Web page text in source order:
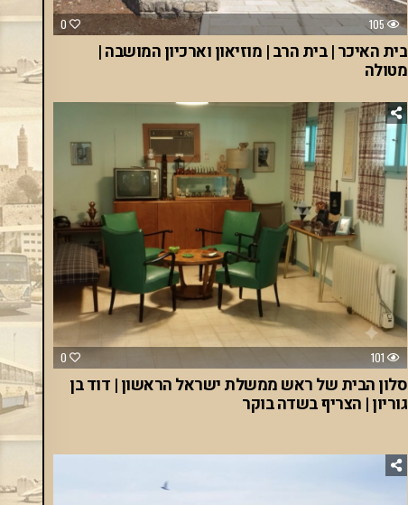
0 105
בית האיכר | בית הרב | מוזיאון וארכיון המושבה |
מטולה
0 101
סלון הבית של ראש ממשלת ישראל הראשון | דוד בן
גוריון | הצריף בשדה בוקר